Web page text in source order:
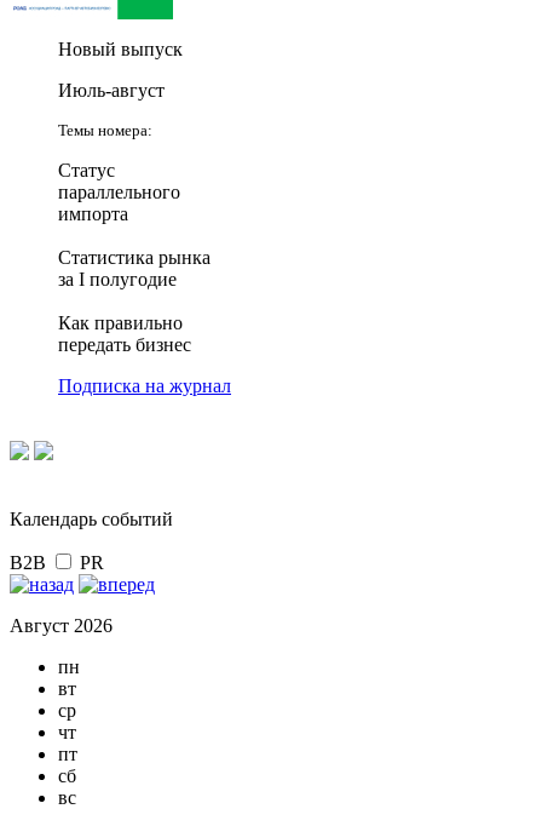
Новый выпуск
Июль-август
Темы номера:
Статус
параллельного
импорта
Статистика рынка
за I полугодие
Как правильно
передать бизнес
Подписка на журнал
Календарь событий
B2B PR
Август 2026
пн
вт
ср
чт
пт
сб
вс